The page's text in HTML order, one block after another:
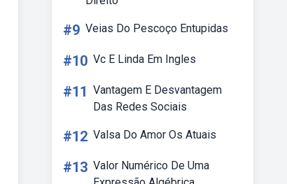
#9 Veias Do Pescoço Entupidas
#10 Vc E Linda Em Ingles
#11 Vantagem E Desvantagem
Das Redes Sociais
#12 Valsa Do Amor Os Atuais
#13 Valor Numérico De Uma